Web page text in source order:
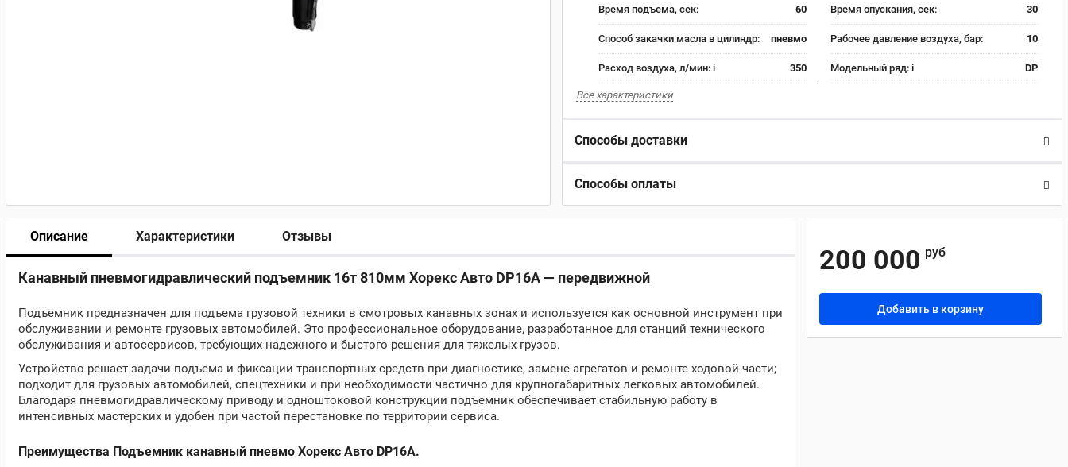
Время подъема, сек: 60 Время опускания, сек: 30
Способ закачки масла в цилиндр: пневмо Рабочее давление воздуха, бар: 10
Расход воздуха, л/мин: i 350 Модельный ряд: i DP
Все характеристики
Способы доставки
Способы оплаты
Описание Характеристики Отзывы
Канавный пневмогидравлический подъемник 16т 810мм Хорекс Авто DP16A — передвижной
Подъемник предназначен для подъема грузовой техники в смотровых канавных зонах и используется как основной инструмент при
обслуживании и ремонте грузовых автомобилей. Это профессиональное оборудование, разработанное для станций технического
обслуживания и автосервисов, требующих надежного и быстого решения для тяжелых грузов.
Устройство решает задачи подъема и фиксации транспортных средств при диагностике, замене агрегатов и ремонте ходовой части;
подходит для грузовых автомобилей, спецтехники и при необходимости частично для крупногабаритных легковых автомобилей.
Благодаря пневмогидравлическому приводу и одноштоковой конструкции подъемник обеспечивает стабильную работу в
интенсивных мастерских и удобен при частой перестановке по территории сервиса.
Преимущества Подъемник канавный пневмо Хорекс Авто DP16A.
200 000 руб
Добавить в корзину